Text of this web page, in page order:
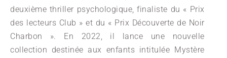
deuxième thriller psychologique, finaliste du « Prix
des lecteurs Club » et du « Prix Découverte de Noir
Charbon ». En 2022, il lance une nouvelle
collection destinée aux enfants intitulée Mystère